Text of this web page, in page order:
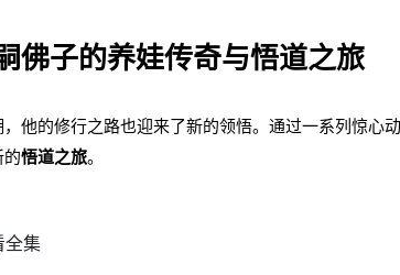
佛子的养娃传奇与悟道之旅
他的修行之路也迎来了新的领悟。通过一系列惊心
的悟道之旅。
全集